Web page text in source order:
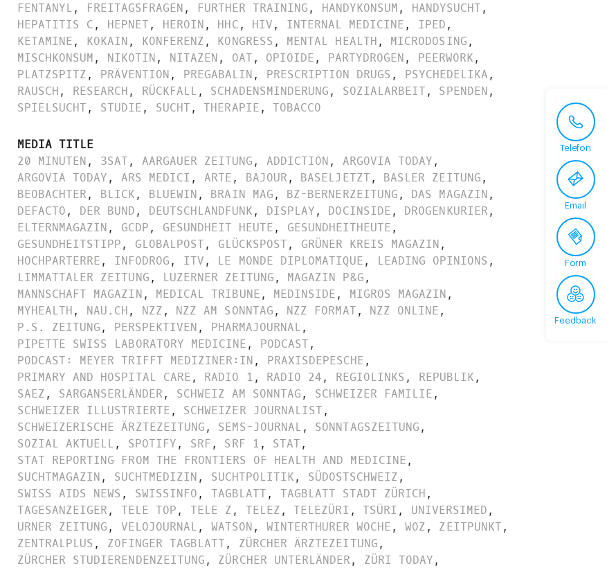
FENTANYL, FREITAGSFRAGEN, FURTHER TRAINING, HANDYKONSUM, HANDYSUCHT,
HEPATITIS C, HEPNET, HEROIN, HHC, HIV, INTERNAL MEDICINE, IPED,
KETAMINE, KOKAIN, KONFERENZ, KONGRESS , MENTAL HEALTH, MICRODOSING,
MISCHKONSUM, NIKOTIN, NITAZEN, OAT, OPIOIDE, PARTYDROGEN, PEERWORK,
PLATZSPITZ, PRÄVENTION, PREGABALIN, PRESCRIPTION DRUGS , PSYCHEDELIKA,
RAUSCH, RESEARCH, RÜCKFALL, SCHADENSMINDERUNG, SOZIALARBEIT, SPENDEN,
SPIELSUCHT, STUDIE, SUCHT, THERAPIE, TOBACCO
MEDIA TITLE
20 MINUTEN, 3SAT, AARGAUER ZEITUNG, ADDICTION, ARGOVIA TODAY,
ARGOVIA TODAY, ARS MEDICI , ARTE, BAJOUR, BASELJETZT, BASLER ZEITUNG,
BEOBACHTER, BLICK, BLUEWIN, BRAIN MAG, BZ-BERNERZEITUNG, DAS MAGAZIN,
DEFACTO, DER BUND, DEUTSCHLANDFUNK, DISPLAY, DOCINSIDE, DROGENKURIER,
ELTERNMAGAZIN, GCDP, GESUNDHEIT HEUTE, GESUNDHEITHEUTE,
GESUNDHEITSTIPP, GLOBALPOST, GLÜCKSPOST, GRÜNER KREIS MAGAZIN,
HOCHPARTERRE, INFODROG, ITV, LE MONDE DIPLOMATIQUE, LEADING OPINIONS ,
LIMMATTALER ZEITUNG, LUZERNER ZEITUNG, MAGAZIN P&G,
MANNSCHAFT MAGAZIN, MEDICAL TRIBUNE, MEDINSIDE, MIGROS MAGAZIN,
MYHEALTH, NAU.CH, NZZ, NZZ AM SONNTAG, NZZ FORMAT, NZZ ONLINE,
P.S. ZEITUNG, PERSPEKTIVEN, PHARMAJOURNAL,
PIPETTE SWISS LABORATORY MEDICINE, PODCAST,
PODCAST: MEYER TRIFFT MEDIZINER:IN, PRAXISDEPESCHE,
PRIMARY AND HOSPITAL CARE, RADIO 1, RADIO 24, REGIOLINKS , REPUBLIK,
SAEZ, SARGANSERLÄNDER, SCHWEIZ AM SONNTAG, SCHWEIZER FAMILIE,
SCHWEIZER ILLUSTRIERTE, SCHWEIZER JOURNALIST,
SCHWEIZERISCHE ÄRZTEZEITUNG, SEMS-JOURNAL, SONNTAGSZEITUNG,
SOZIAL AKTUELL, SPOTIFY, SRF, SRF 1, STAT,
STAT REPORTING FROM THE FRONTIERS OF HEALTH AND MEDICINE,
SUCHTMAGAZIN, SUCHTMEDIZIN, SUCHTPOLITIK, SÜDOSTSCHWEIZ,
SWISS AIDS NEWS , SWISSINFO, TAGBLATT, TAGBLATT STADT ZÜRICH,
TAGESANZEIGER, TELE TOP, TELE Z, TELEZ, TELEZÜRI , TSÜRI , UNIVERSIMED,
URNER ZEITUNG, VELOJOURNAL, WATSON, WINTERTHURER WOCHE, WOZ, ZEITPUNKT,
ZENTRALPLUS , ZOFINGER TAGBLATT, ZÜRCHER ÄRZTEZEITUNG,
ZÜRCHER STUDIERENDENZEITUNG, ZÜRCHER UNTERLÄNDER, ZÜRI TODAY,
Telefon
Email
Form
Feedback